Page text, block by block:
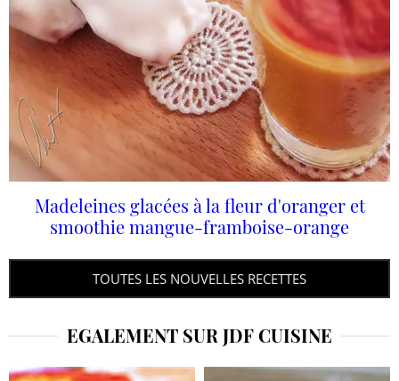
Madeleines glacées à la fleur d'oranger et
smoothie mangue-framboise-orange
TOUTES LES NOUVELLES RECETTES
EGALEMENT SUR JDF CUISINE